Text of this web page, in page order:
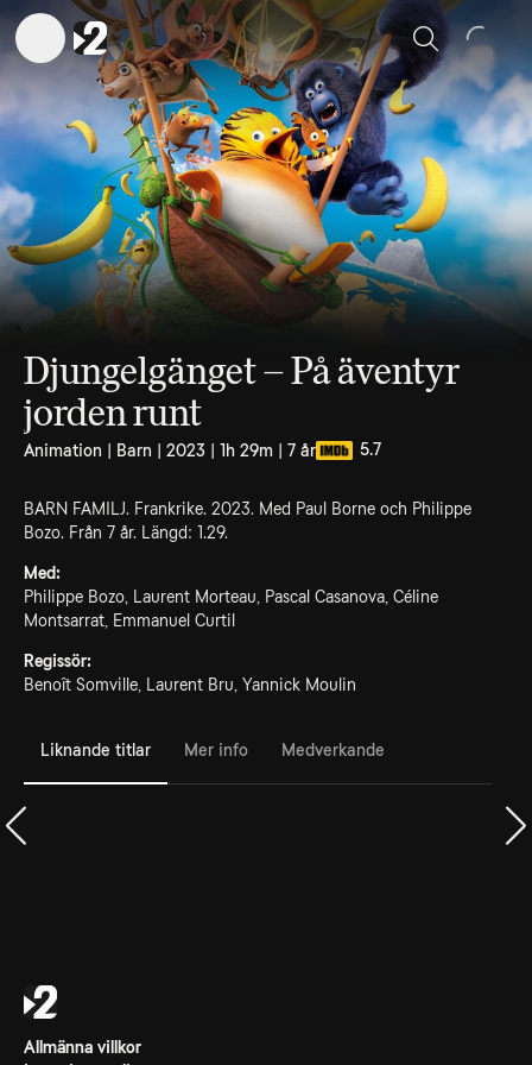
Sök
Djungelgänget – På äventyr
jorden runt
Animation | Barn | 2023 | 1h 29m | 7 år 5.7
BARN FAMILJ. Frankrike. 2023. Med Paul Borne och Philippe
Bozo. Från 7 år. Längd: 1.29.
Med:
Philippe Bozo, Laurent Morteau, Pascal Casanova, Céline
Montsarrat, Emmanuel Curtil
Regissör:
Benoît Somville, Laurent Bru, Yannick Moulin
Liknande titlar Mer info Medverkande
Allmänna villkor